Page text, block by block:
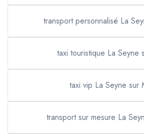
transport personnalisé La
taxi touristique La Seyne
taxi vip La Seyne sur
transport sur mesure La